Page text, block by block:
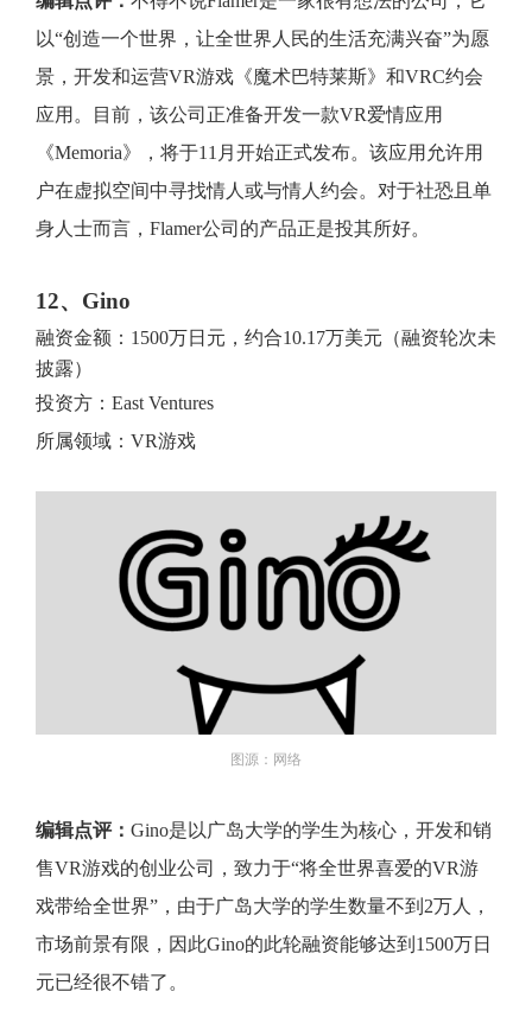
以“创造一个世界，让全世界人民的生活充满兴奋”为愿
景，开发和运营VR游戏《魔术巴特莱斯》和VRC约会
应用。目前，该公司正准备开发一款VR爱情应用
《Memoria》，将于11月开始正式发布。该应用允许用
户在虚拟空间中寻找情人或与情人约会。对于社恐且单
身人士而言，Flamer公司的产品正是投其所好。
12、Gino
融资金额：1500万日元，约合10.17万美元（融资轮次未
披露）
投资方：East Ventures
所属领域：VR游戏
图源：网络
编辑点评： Gino是以广岛大学的学生为核心，开发和销
售VR游戏的创业公司，致力于“将全世界喜爱的VR游
戏带给全世界”，由于广岛大学的学生数量不到2万人，
市场前景有限，因此Gino的此轮融资能够达到1500万日
元已经很不错了。